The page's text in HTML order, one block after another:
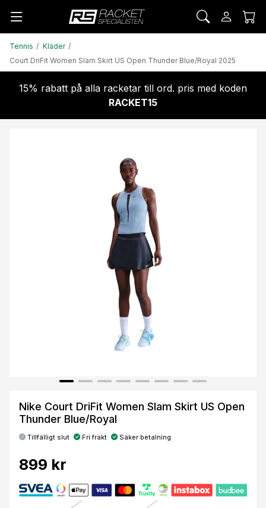
Tennis
Kläder
Court DriFit Women Slam Skirt US Open Thunder Blue/Royal 2025
15% rabatt på alla racketar till ord. pris med koden
RACKET15
Nike Court DriFit Women Slam Skirt US Open
Thunder Blue/Royal
Tillfälligt slut Fri frakt Säker betalning
899 kr